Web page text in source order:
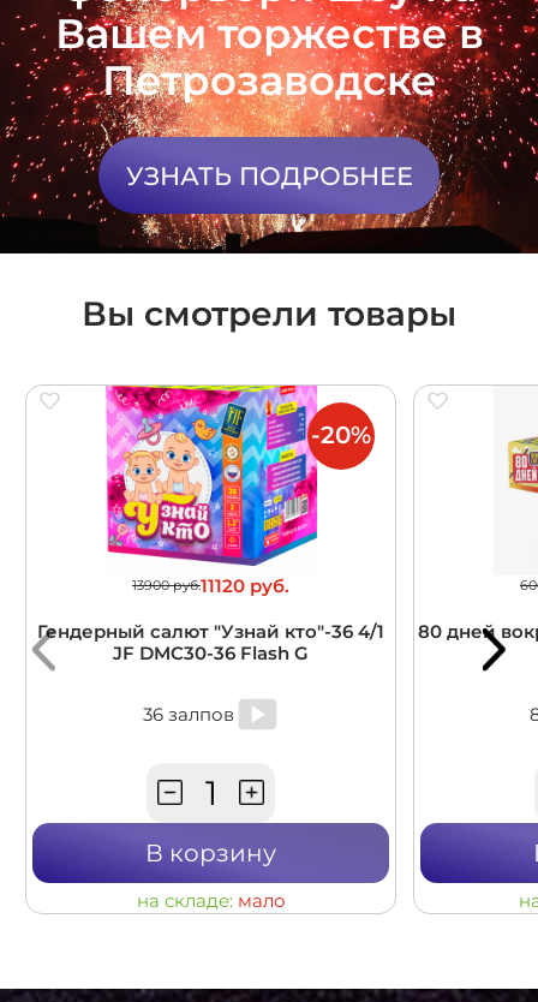
Вашем торжестве в
Петрозаводске
УЗНАТЬ ПОДРОБНЕЕ
Вы смотрели товары
13900 руб.11120 руб.
Гендерный салют "Узнай кто"-36 4/1
JF DMC30-36 Flash G
36 залпов
В корзину
на складе: мало
-20%
80 дней